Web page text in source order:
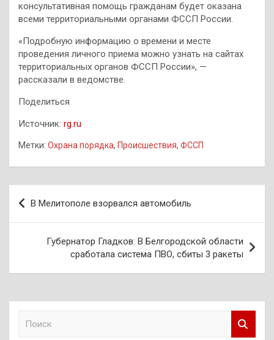
консультативная помощь гражданам будет оказана
всеми территориальными органами ФССП России.
«Подробную информацию о времени и месте
проведения личного приема можно узнать на сайтах
территориальных органов ФССП России», —
рассказали в ведомстве.
Поделиться
Источник: rg.ru
Метки: Охрана порядка, Происшествия, ФССП
Навигация
по
записям
В Мелитополе взорвался автомобиль
Губернатор Гладков: В Белгородской области
сработала система ПВО, сбиты 3 ракеты